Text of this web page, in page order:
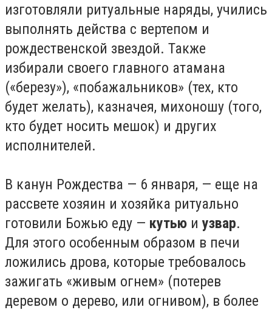
изготовляли ритуальные наряды, учились
выполнять действа с вертепом и
рождественской звездой. Также
избирали своего главного атамана
(«березу»), «побажальников» (тех, кто
будет желать), казначея, михоношу (того,
кто будет носить мешок) и других
исполнителей.
В канун Рождества — 6 января, — еще на
рассвете хозяин и хозяйка ритуально
готовили Божью еду — кутью и узвар.
Для этого особенным образом в печи
ложились дрова, которые требовалось
зажигать «живым огнем» (потерев
деревом о дерево, или огнивом), в более